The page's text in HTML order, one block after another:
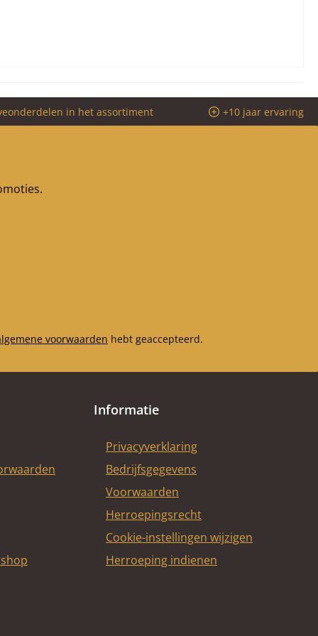
in het assortiment +10 jaar ervaring
voorwaarden hebt geaccepteerd.
Informatie
Privacyverklaring
Bedrijfsgegevens
Voorwaarden
Herroepingsrecht
Cookie-instellingen wijzigen
Herroeping indienen